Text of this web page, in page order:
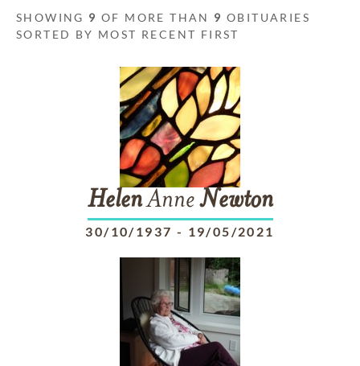
SHOWING 9 OF MORE THAN 9 OBITUARIES
SORTED BY MOST RECENT FIRST
HelenAnneNewton
30/10/1937 - 19/05/2021